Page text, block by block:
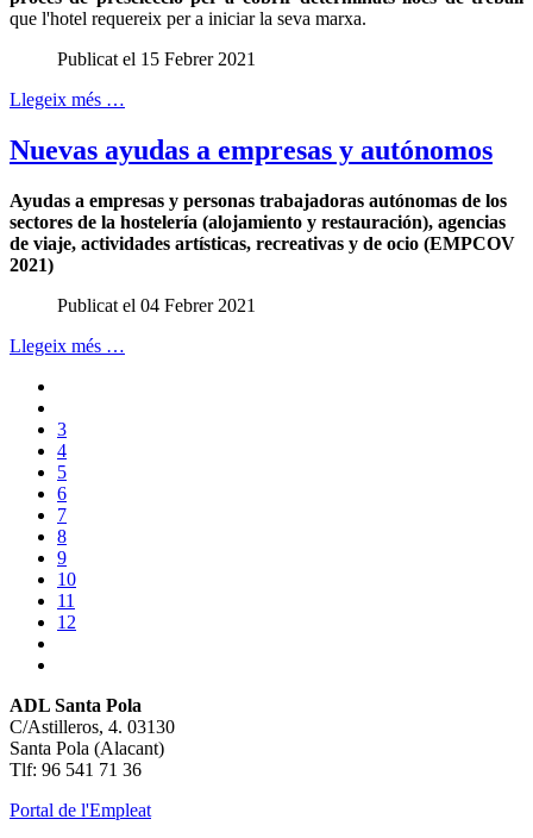
que l'hotel requereix per a iniciar la seva marxa.
Publicat el 15 Febrer 2021
Llegeix més …
Nuevas ayudas a empresas y autónomos
Ayudas a empresas y personas trabajadoras autónomas de los
sectores de la hostelería (alojamiento y restauración), agencias
de viaje, actividades artísticas, recreativas y de ocio (EMPCOV
2021)
Publicat el 04 Febrer 2021
Llegeix més …
3
4
5
6
7
8
9
10
11
12
ADL Santa Pola
C/Astilleros, 4. 03130
Santa Pola (Alacant)
Tlf: 96 541 71 36
Portal de l'Empleat